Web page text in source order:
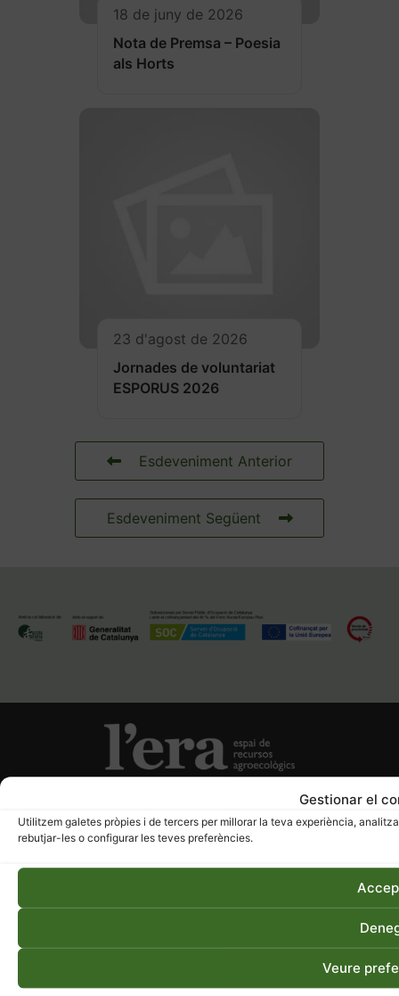
Gestionar el
Utilitzem galetes pròpies i de tercers per millorar la teva experiència,
rebutjar-les o configurar les teves preferències.
Veure
18 de juny de 2026
Nota de Premsa – Poesia
als Horts
23 d'agost de 2026
Jornades de voluntariat
ESPORUS 2026
Esdeveniment Anterior
Esdeveniment Següent
info@agrocultura.org
938 787 035
Av. Universitària, 4-6 08242-Manresa